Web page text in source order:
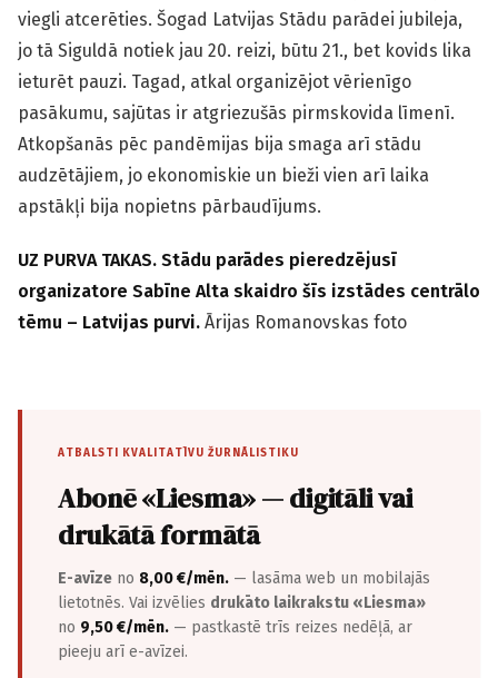
viegli atcerēties. Šogad Latvijas Stādu parādei jubileja,
jo tā Siguldā notiek jau 20. reizi, būtu 21., bet kovids lika
ieturēt pauzi. Tagad, atkal organizējot vērienīgo
pasākumu, sajūtas ir atgriezušās pirmskovida līmenī.
Atkopšanās pēc pandēmijas bija smaga arī stādu
audzētājiem, jo ekonomiskie un bieži vien arī laika
apstākļi bija nopietns pārbaudījums.
UZ PURVA TAKAS. Stādu parādes pieredzējusī
organizatore Sabīne Alta skaidro šīs izstādes centrālo
tēmu – Latvijas purvi. Ārijas Romanovskas foto
ATBALSTI KVALITATĪVU ŽURNĀLISTIKU
Abonē «Liesma» — digitāli vai
drukātā formātā
E-avīze no 8,00 €/mēn. — lasāma web un mobilajās
lietotnēs. Vai izvēlies drukāto laikrakstu «Liesma»
no 9,50 €/mēn. — pastkastē trīs reizes nedēļā, ar
pieeju arī e-avīzei.